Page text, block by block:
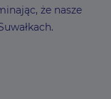
że nasze